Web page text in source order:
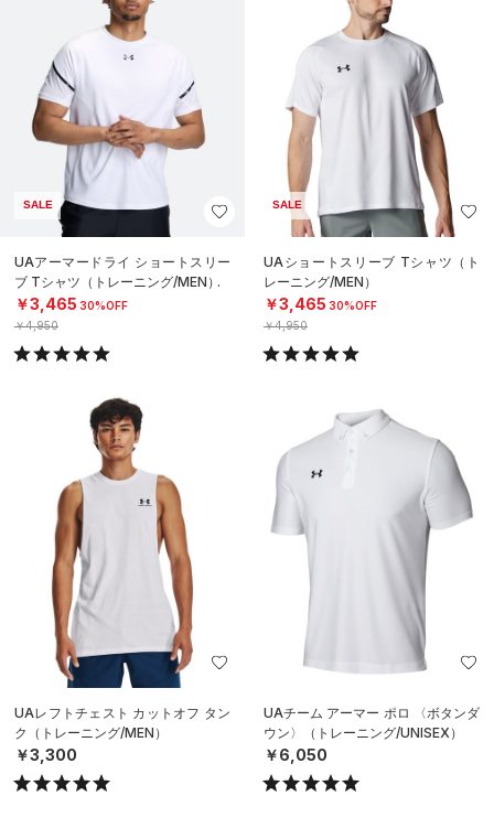
SALE
UAアーマードライ ショートスリー
ブ Tシャツ（トレーニング/MEN）
￥3,465 30%OFF
￥4,950
SALE
UAショートスリーブ Tシャツ（ト
レーニング/MEN）
￥3,465 30%OFF
￥4,950
UAレフトチェスト カットオフ タン
ク（トレーニング/MEN）
￥3,300
UAチーム アーマー ポロ 〈ボタンダ
ウン〉（トレーニング/UNISEX）
￥6,050